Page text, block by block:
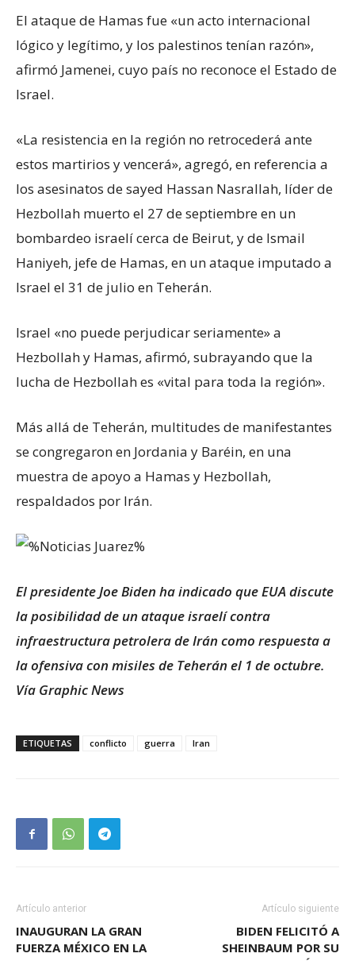
El ataque de Hamas fue «un acto internacional
lógico y legítimo, y los palestinos tenían razón»,
afirmó Jamenei, cuyo país no reconoce el Estado de
Israel.
«La resistencia en la región no retrocederá ante
estos martirios y vencerá», agregó, en referencia a
los asesinatos de sayed Hassan Nasrallah, líder de
Hezbollah muerto el 27 de septiembre en un
bombardeo israelí cerca de Beirut, y de Ismail
Haniyeh, jefe de Hamas, en un ataque imputado a
Israel el 31 de julio en Teherán.
Israel «no puede perjudicar seriamente» a
Hezbollah y Hamas, afirmó, subrayando que la
lucha de Hezbollah es «vital para toda la región».
Más allá de Teherán, multitudes de manifestantes
se congregaron en Jordania y Baréin, en una
muestra de apoyo a Hamas y Hezbollah,
respaldados por Irán.
El presidente Joe Biden ha indicado que EUA discute
la posibilidad de un ataque israelí contra
infraestructura petrolera de Irán como respuesta a
la ofensiva con misiles de Teherán el 1 de octubre.
Vía Graphic News
ETIQUETAS conflicto guerra Iran
Artículo anterior
INAUGURAN LA GRAN
FUERZA MÉXICO EN LA
Artículo siguiente
BIDEN FELICITÓ A
SHEINBAUM POR SU